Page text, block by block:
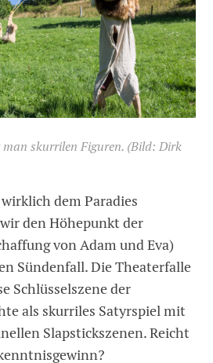
man skurrilen Figuren. (Bild: Dirk
dem Paradies
den Höhepunkt der
von Adam und Eva)
Sündenfall. Die Theaterfalle
Schlüsselszene der
als skurriles Satyrspiel mit
Slapstickszenen. Reicht